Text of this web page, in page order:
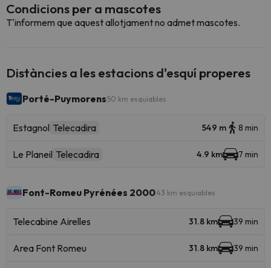
Condicions per a mascotes
T'informem que aquest allotjament no admet mascotes.
Distàncies a les estacions d'esquí properes
Porté-Puymorens 50 km esquiables
Estagnol Telecadira 549 m 8 min
Le Planeil Telecadira 4.9 km 7 min
Font-Romeu Pyrénées 200043 km esquiables
Telecabine Airelles 31.8 km 39 min
Area Font Romeu 31.8 km 39 min